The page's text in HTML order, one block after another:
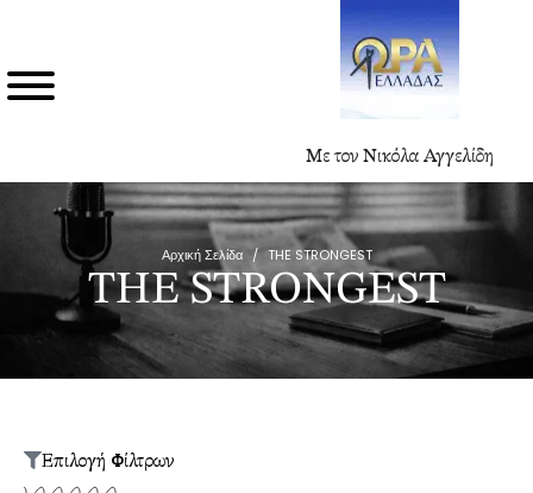
Με τον Νικόλα Αγγελίδη
Αρχική Σελίδα / THE STRONGEST
THE STRONGEST
Επιλογή Φίλτρων